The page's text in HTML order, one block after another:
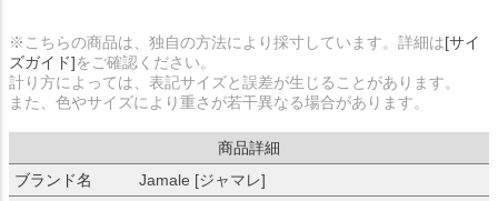
※こちらの商品は、独自の方法により採寸しています。詳細は[サイ
ズガイド]をご確認ください。
計り方によっては、表記サイズと誤差が生じることがあります。
また、色やサイズにより重さが若干異なる場合があります。
商品詳細
ブランド名
Jamale [ジャマレ]